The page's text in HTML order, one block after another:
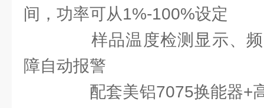
间，功率可从1%-100%设定
样品温度检测显示、频
障自动报警
配套美铝7075换能器+